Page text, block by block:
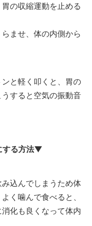
の収縮運動を止める
ませ、体の内側から
と軽く叩くと、胃の
すると空気の振動音
する方法▼
込んでしまうため体
く噛んで食べると、
化も良くなって体内